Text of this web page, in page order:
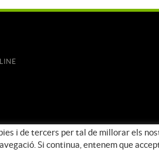
i de tercers per tal de millorar els
Si continua, entenem que